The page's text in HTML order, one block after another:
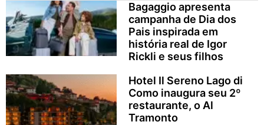
Bagaggio apresenta
campanha de Dia dos
Pais inspirada em
história real de Igor
Rickli e seus filhos
Hotel Il Sereno Lago di
Como inaugura seu 2º
restaurante, o Al
Tramonto